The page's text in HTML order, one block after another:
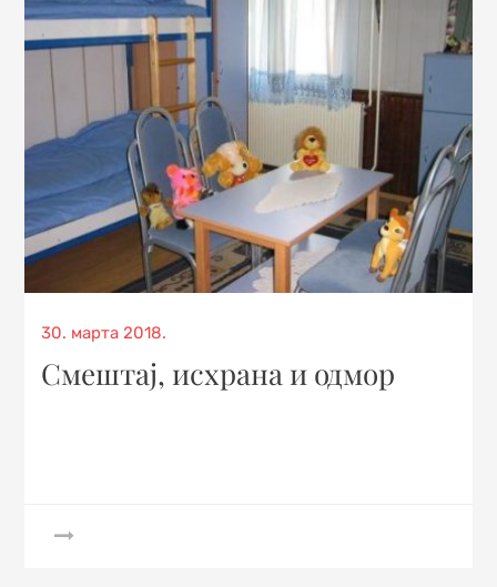
Posted
30. марта 2018.
Смештај, исхрана и одмор